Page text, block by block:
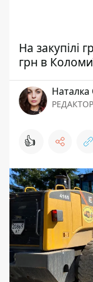
На закупілі
грн в
Наталка
РЕДАКТОР
👍